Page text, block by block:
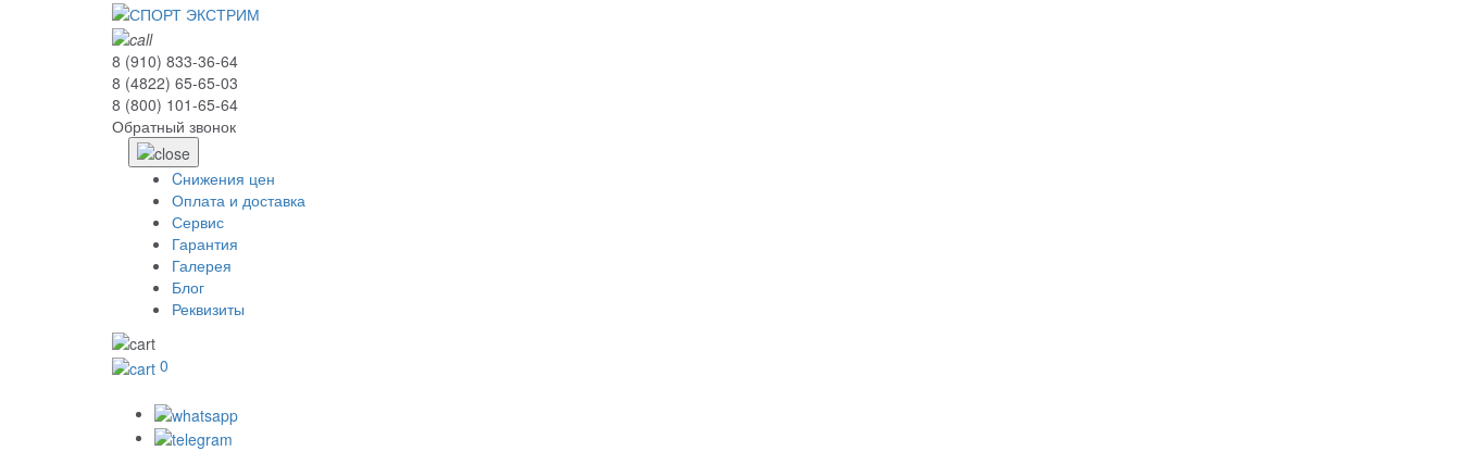
8 (910) 833-36-64
8 (4822) 65-65-03
8 (800) 101-65-64
Обратный звонок
Cнижения цен
Оплата и доставка
Сервис
Гарантия
Галерея
Блог
Реквизиты
0